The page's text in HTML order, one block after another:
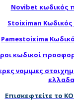
Novibet κωδικός
Stoiximan
Pamestoixima
κωδικοί
νομιμες
ελλαδα
Επισκεφτείτε το